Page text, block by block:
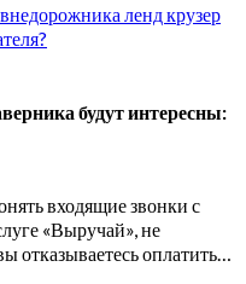
ленд крузер
будут интересны:
входящие звонки с
«Выручай», не
отказываетесь оплатить…